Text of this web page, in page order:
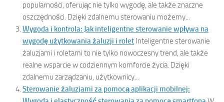
popularności, oferując nie tylko wygodę, ale także znaczne
oszczędności. Dzięki zdalnemu sterowaniu możemy...
Wygoda i kontrola: Jak inteligentne sterowanie wpływa na
wygodę użytkowania żaluzji i rolet Inteligentne sterowanie
żaluzjami i roletami to nie tylko nowoczesny trend, ale także
realne wsparcie w codziennym komforcie życia. Dzięki
zdalnemu zarządzaniu, użytkownicy...
Sterowanie żaluzjami za pomocą aplikacji mobilnej: